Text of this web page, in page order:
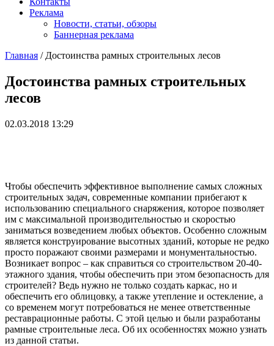
Реклама
Новости, статьи, обзоры
Баннерная реклама
Главная / Достоинства рамных строительных лесов
Достоинства рамных строительных
лесов
02.03.2018 13:29
Чтобы обеспечить эффективное выполнение самых сложных
строительных задач, современные компании прибегают к
использованию специального снаряжения, которое позволяет
им с максимальной производительностью и скоростью
заниматься возведением любых объектов. Особенно сложным
является конструирование высотных зданий, которые не редко
просто поражают своими размерами и монументальностью.
Возникает вопрос – как справиться со строительством 20-40-
этажного здания, чтобы обеспечить при этом безопасность для
строителей? Ведь нужно не только создать каркас, но и
обеспечить его облицовку, а также утепление и остекление, а
со временем могут потребоваться не менее ответственные
реставрационные работы. С этой целью и были разработаны
рамные строительные леса. Об их особенностях можно узнать
из данной статьи.